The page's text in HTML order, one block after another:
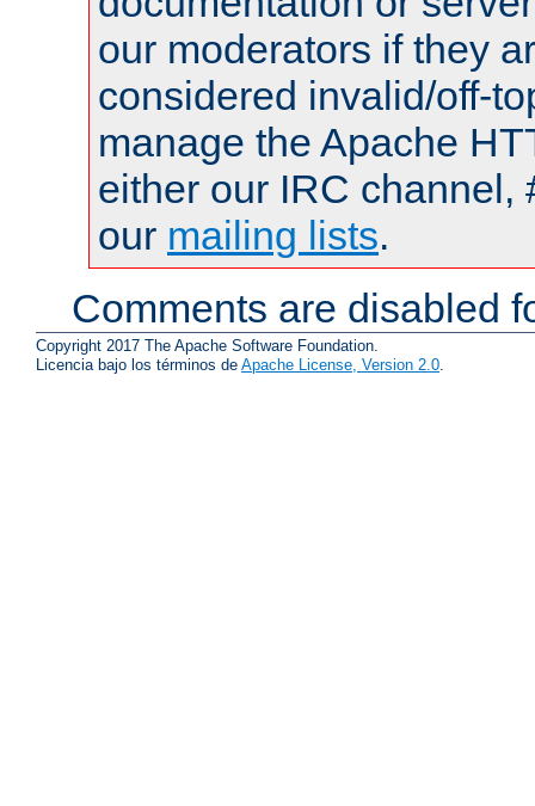
our moderators if they
considered invalid/off-
manage the Apache
either our IRC channel,
our mailing lists.
Comments are disabled
Copyright 2017 The Apache Software Foundation.
Licencia bajo los términos de Apache License, Version 2.0